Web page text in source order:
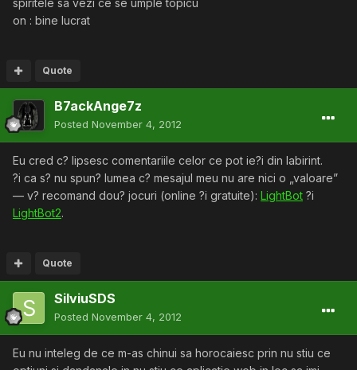
spiritele sa vezi ce se umple topicu
on : bine lucrat
Quote
B7ackAnge7z
Posted November 4, 2012
Eu cred c? lipsesc comentariile celor ce pot ie?i din labirint.
?i ca s? nu spun? lumea c? mesajul meu nu are nici o „valoare”
— v? recomand dou? jocuri (online ?i gratuite): LightBot ?i
LightBot2.
Quote
SilviuSDS
Posted November 4, 2012
Eu nu inteleg de ce m-as chinui sa horocaiesc prin nu stiu ce